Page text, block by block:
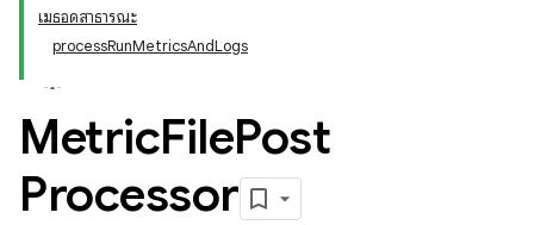
เมธอดสาธารณะ
processRunMetricsAndLogs
MetricFilePost
Processor